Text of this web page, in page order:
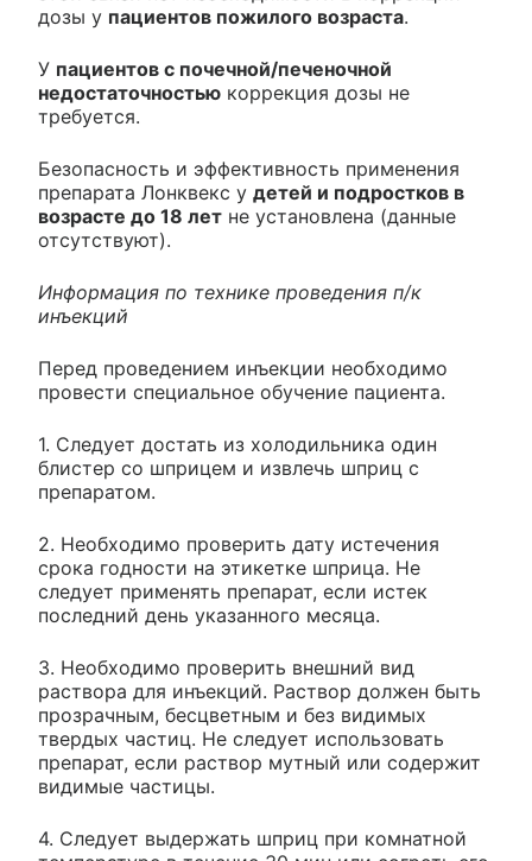
дозы у пациентов пожилого возраста.
У пациентов с почечной/печеночной
недостаточностью коррекция дозы не
требуется.
Безопасность и эффективность применения
препарата Лонквекс у детей и подростков в
возрасте до 18 лет не установлена (данные
отсутствуют).
Информация по технике проведения п/к
инъекций
Перед проведением инъекции необходимо
провести специальное обучение пациента.
1. Следует достать из холодильника один
блистер со шприцем и извлечь шприц с
препаратом.
2. Необходимо проверить дату истечения
срока годности на этикетке шприца. Не
следует применять препарат, если истек
последний день указанного месяца.
3. Необходимо проверить внешний вид
раствора для инъекций. Раствор должен быть
прозрачным, бесцветным и без видимых
твердых частиц. Не следует использовать
препарат, если раствор мутный или содержит
видимые частицы.
4. Следует выдержать шприц при комнатной